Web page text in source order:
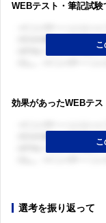
WEBテスト・筆記試
効果があったWEBテ
選考を振り返って